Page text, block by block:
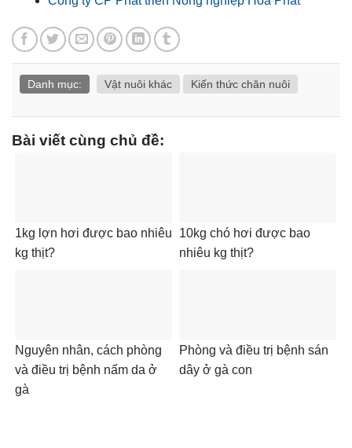
Danh mục: Vật nuôi khác Kiến thức chăn nuôi
Bài viết cùng chủ đề:
1kg lợn hơi được bao nhiêu
kg thịt?
10kg chó hơi được bao
nhiêu kg thịt?
Nguyên nhân, cách phòng
và điều trị bệnh nấm da ở
gà
Phòng và điều trị bệnh sán
dây ở gà con